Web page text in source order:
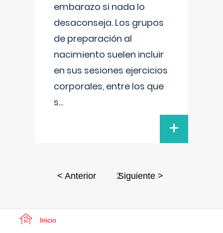
embarazo si nada lo
desaconseja. Los grupos
de preparación al
nacimiento suelen incluir
en sus sesiones ejercicios
corporales, entre los que
s...
+
< Anterior 2Siguiente >
Inicio